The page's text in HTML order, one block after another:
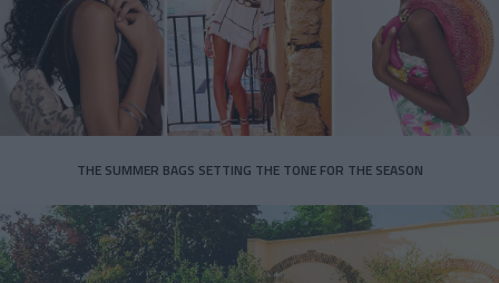
THE SUMMER BAGS SETTING THE TONE FOR THE SEASON